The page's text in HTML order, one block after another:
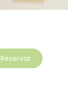
Reservar